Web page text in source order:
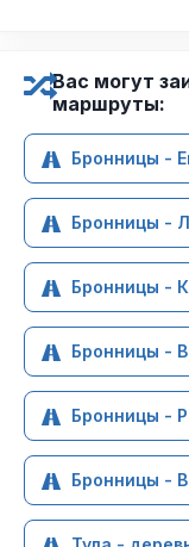
Вас могут
маршруты:
Бронницы -
Бронницы -
Бронницы -
Бронницы -
Бронницы -
Бронницы -